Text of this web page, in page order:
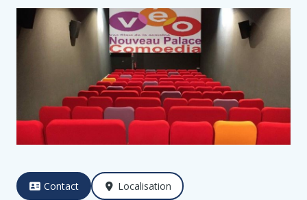
Contact Localisation